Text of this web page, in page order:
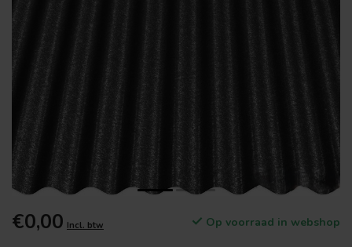
€0,00 Incl. btw Op voorraad in webshop